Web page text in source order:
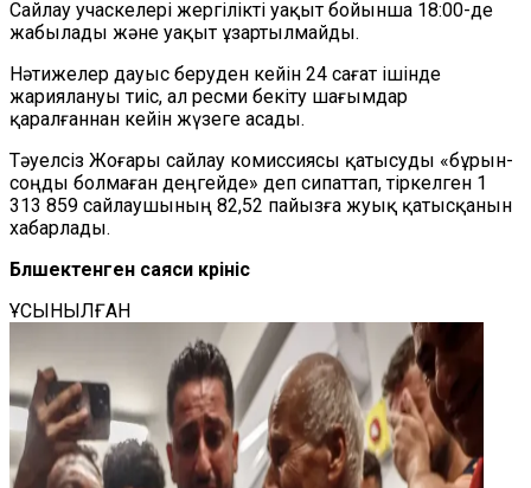
Сайлау учаскелері жергілікті уақыт бойынша 18:00-де
жабылады және уақыт ұзартылмайды.
Нәтижелер дауыс беруден кейін 24 сағат ішінде
жариялануы тиіс, ал ресми бекіту шағымдар
қаралғаннан кейін жүзеге асады.
Тәуелсіз Жоғары сайлау комиссиясы қатысуды «бұрын-
соңды болмаған деңгейде» деп сипаттап, тіркелген 1
313 859 сайлаушының 82,52 пайызға жуық қатысқанын
хабарлады.
Бөлшектенген саяси көрініс
ҰСЫНЫЛҒАН